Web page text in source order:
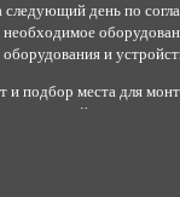
следующий день по
и
и подбор места для
и условий эксплуатации;
на стену или
прием